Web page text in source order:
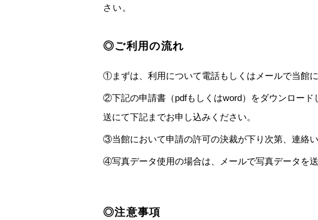
さい。
◎ご利用の流れ
①まずは、利用について電話もしくはメールで当館に
②下記の申請書（pdfもしくはword）をダウンロー
送にて下記までお申し込みください。
③当館において申請の許可の決裁が下り次第、連絡い
④写真データ使用の場合は、メールで写真データを
◎注意事項